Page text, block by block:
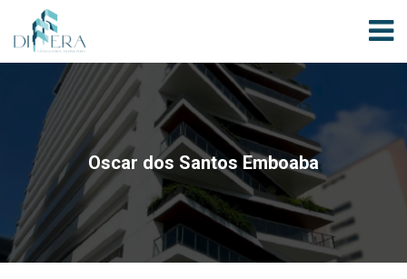
Oscar dos Santos Emboaba